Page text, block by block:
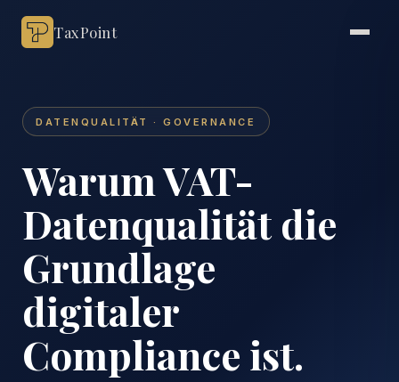
TaxPoint
DATENQUALITÄT · GOVERNANCE
Warum VAT-
Datenqualität die
Grundlage
digitaler
Compliance ist.